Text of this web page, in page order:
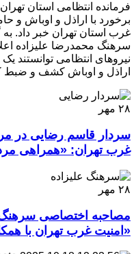
فرمانده انتظامی استان
غرب استان تهران خبر داد.
سرهنگ محمدرضا علیزاده
اراذل و اوباش کشف و ضبط
۲۸ مهر
سردار قاسم رضایی در
غرب تهران: «همراهی
۲۸ مهر
مصاحبه اختصاصی سرهنگ
«امنیت غرب تهران با